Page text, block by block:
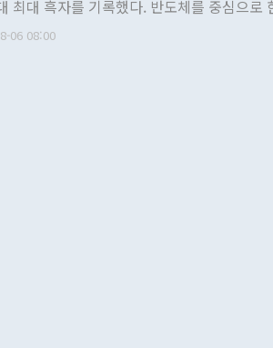
리한 대북 접근법과 월권을 제어해야 한다는
다고도 했다. 또 "현 시점에서 흘러간 선(先)
대화의 동력을 확보하기 위해 최선을 다할
선의대로 하는 게 과연 한반도의 평화와 안
최대 흑자를 기록했다. 반도체를 중심으로
한 '2026년 6월 국제수지(잠정)'에 따르
기준 처음으로 1000억달러를 넘어섰다. 상
급증했고 컴퓨터·주변기기(SSD)는
160.4% 늘었으며 비IT 품목도 ▲석유제품
지만 지식재산권사용료수지는 전월 흑자에
됐다. 본원소득수지는 배당소득을 중심으로
06 08:00